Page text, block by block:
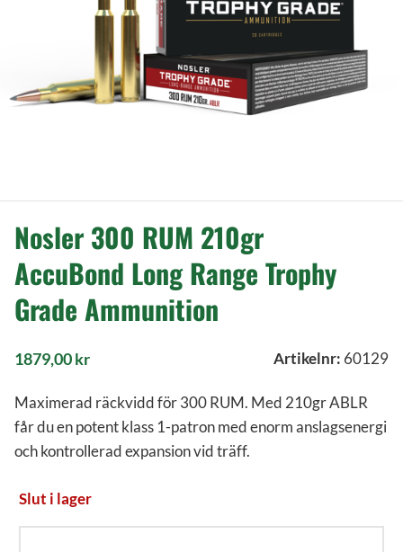
Nosler 300 RUM 210gr
AccuBond Long Range Trophy
Grade Ammunition
1879,00kr Artikelnr: 60129
Maximerad räckvidd för 300 RUM. Med 210gr ABLR
får du en potent klass 1-patron med enorm anslagsenergi
och kontrollerad expansion vid träff.
Slut i lager